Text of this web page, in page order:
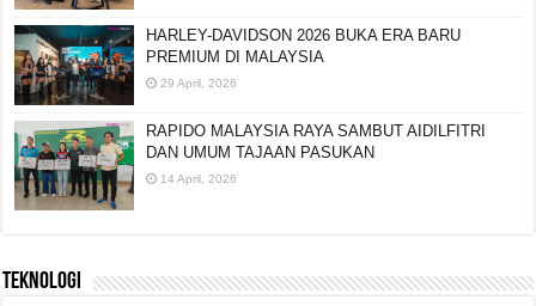
HARLEY-DAVIDSON 2026 BUKA ERA BARU
PREMIUM DI MALAYSIA
29 April, 2026
RAPIDO MALAYSIA RAYA SAMBUT AIDILFITRI
DAN UMUM TAJAAN PASUKAN
14 April, 2026
TEKNOLOGI